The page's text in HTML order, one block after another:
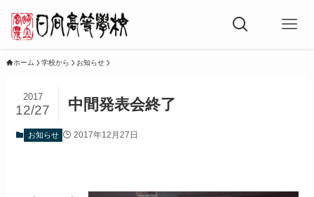
ホーム 学校から お知らせ
中間発表会終了
2017
12/27
お知らせ 2017年12月27日